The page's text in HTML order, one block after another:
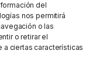
del
nos permitirá
o las
o retirar el
ciertas características